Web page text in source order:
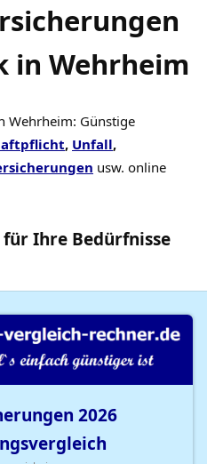
in Wehrheim
Wehrheim: Günstige
, Unfall,
usw. online
Ihre Bedürfnisse
2026